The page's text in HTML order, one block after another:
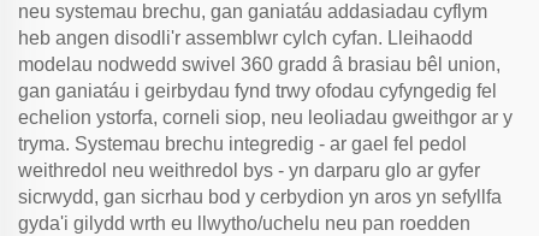
neu systemau brechu, gan ganiatáu addasiadau cyflym
heb angen disodli'r assemblwr cylch cyfan. Lleihaodd
modelau nodwedd swivel 360 gradd â brasiau bêl union,
gan ganiatáu i geirbydau fynd trwy ofodau cyfyngedig fel
echelion ystorfa, corneli siop, neu leoliadau gweithgor ar y
tryma. Systemau brechu integredig - ar gael fel pedol
weithredol neu weithredol bys - yn darparu glo ar gyfer
sicrwydd, gan sicrhau bod y cerbydion yn aros yn sefyllfa
gyda'i gilydd wrth eu llwytho/uchelu neu pan roedden